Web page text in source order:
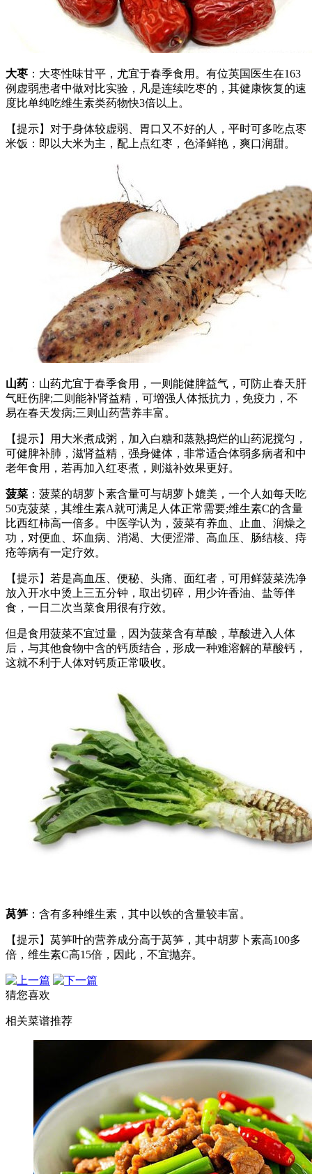
大枣 ：大枣性味甘平，尤宜于春季食用。有位英国医生在163
例虚弱患者中做对比实验，凡是连续吃枣的，其健康恢复的速
度比单纯吃维生素类药物快3倍以上。
【提示】对于身体较虚弱、胃口又不好的人，平时可多吃点枣
米饭：即以大米为主，配上点红枣，色泽鲜艳，爽口润甜。
山药 ：山药尤宜于春季食用，一则能健脾益气，可防止春天肝
气旺伤脾;二则能补肾益精，可增强人体抵抗力，免疫力，不
易在春天发病;三则山药营养丰富。
【提示】用大米煮成粥，加入白糖和蒸熟捣烂的山药泥搅匀，
可健脾补肺，滋肾益精，强身健体，非常适合体弱多病者和中
老年食用，若再加入红枣煮，则滋补效果更好。
菠菜 ：菠菜的胡萝卜素含量可与胡萝卜媲美，一个人如每天吃
50克菠菜，其维生素A就可满足人体正常需要;维生素C的含量
比西红柿高一倍多。中医学认为，菠菜有养血、止血、润燥之
功，对便血、坏血病、消渴、大便涩滞、高血压、肠结核、痔
疮等病有一定疗效。
【提示】若是高血压、便秘、头痛、面红者，可用鲜菠菜洗净
放入开水中烫上三五分钟，取出切碎，用少许香油、盐等伴
食，一日二次当菜食用很有疗效。
但是食用菠菜不宜过量，因为菠菜含有草酸，草酸进入人体
后，与其他食物中含的钙质结合，形成一种难溶解的草酸钙，
这就不利于人体对钙质正常吸收。
莴笋 ：含有多种维生素，其中以铁的含量较丰富。
【提示】莴笋叶的营养成分高于莴笋，其中胡萝卜素高100多
倍，维生素C高15倍，因此，不宜抛弃。
猜您喜欢
相关菜谱推荐